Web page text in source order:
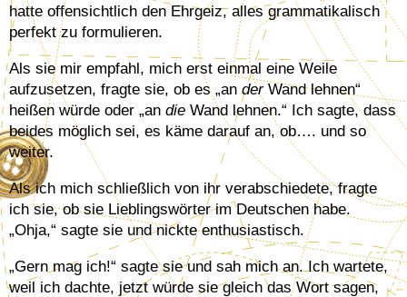
hatte offensichtlich den Ehrgeiz, alles grammatikalisch
perfekt zu formulieren.
Als sie mir empfahl, mich erst einmal eine Weile
aufzusetzen, fragte sie, ob es „an derWand lehnen“
heißen würde oder „an die Wand lehnen.“ Ich sagte, dass
beides möglich sei, es käme darauf an, ob…. und so
weiter.
Als ich mich schließlich von ihr verabschiedete, fragte
ich sie, ob sie Lieblingswörter im Deutschen habe.
„Ohja,“ sagte sie und nickte enthusiastisch.
„Gern mag ich!“ sagte sie und sah mich an. Ich wartete,
weil ich dachte, jetzt würde sie gleich das Wort sagen,